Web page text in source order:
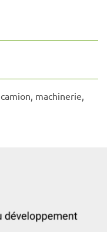
machinerie,